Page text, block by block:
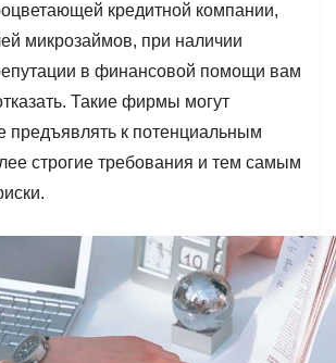
кредитной компании,
микрозаймов, при наличии
в финансовой помощи вам
Такие фирмы могут
предъявлять к потенциальным
строгие требования и тем самым